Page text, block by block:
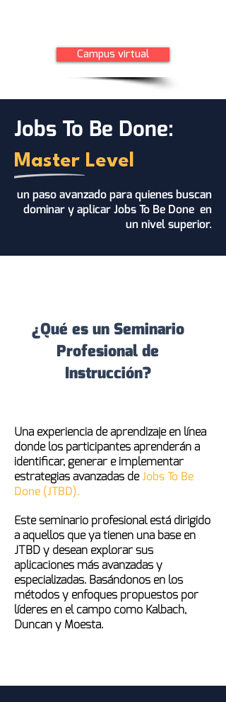
Campus virtual
Jobs To Be Done:
Master Level
un paso avanzado para quienes buscan
dominar y aplicar Jobs To Be Done en
un nivel superior.
Una experiencia de aprendizaje en línea
donde los participantes aprenderán a
identificar, generar e implementar
estrategias avanzadas deJobs To Be
Done (JTBD).
Este seminario profesional está dirigido
a aquellos que ya tienen una base en
JTBD y desean explorar sus
aplicaciones más avanzadas y
especializadas. Basándonos en los
métodos y enfoques propuestos por
líderes en el campo como Kalbach,
Duncan y Moesta.
¿Qué es un Seminario
Profesional de
Instrucción?